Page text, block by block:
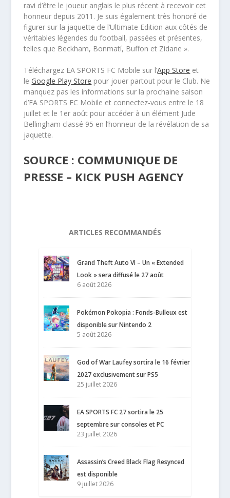
ravi d’être le joueur anglais le plus récent à recevoir cet
honneur depuis 2011. Je suis également très honoré de
figurer sur la jaquette de l’Ultimate Edition aux côtés de
véritables légendes du football, passées et présentes,
telles que Beckham, Bonmatí, Buffon et Zidane ».
​Téléchargez EA SPORTS FC Mobile sur l’App Store et
leGoogle Play Store pour jouer partout pour le Club. Ne
manquez pas les informations sur la prochaine saison
d’EA SPORTS FC Mobile et connectez-vous entre le 18
juillet et le 1er août pour accéder à un élément Jude
Bellingham classé 95 en l’honneur de la révélation de sa
jaquette.
SOURCE : COMMUNIQUE DE
PRESSE – KICK PUSH AGENCY
ARTICLES RECOMMANDÉS
Grand Theft Auto VI – Un « Extended
Look » sera diffusé le 27 août
6 août 2026
Pokémon Pokopia : Fonds-Bulleux est
disponible sur Nintendo 2
5 août 2026
God of War Laufey sortira le 16 février
2027 exclusivement sur PS5
25 juillet 2026
EA SPORTS FC 27 sortira le 25
septembre sur consoles et PC
23 juillet 2026
Assassin’s Creed Black Flag Resynced
est disponible
9 juillet 2026